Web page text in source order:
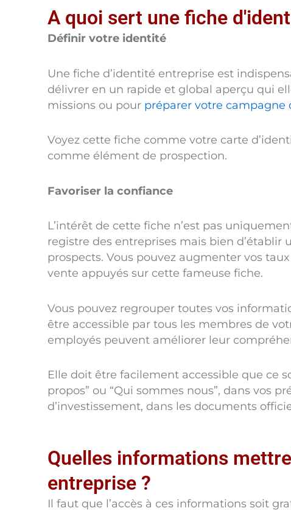
A quoi sert une fiche
Définir votre identité
Une fiche d’identité entreprise est
délivrer en un rapide et global aperçu qui
missions ou pour préparer votre campagne
Voyez cette fiche comme votre carte
comme élément de prospection.
Favoriser la confiance
L’intérêt de cette fiche n’est pas
registre des entreprises mais bien d’établir
prospects. Vous pouvez augmenter vos
vente appuyés sur cette fameuse fiche.
Vous pouvez regrouper toutes vos
être accessible par tous les membres de
employés peuvent améliorer leur
Elle doit être facilement accessible que ce
propos” ou “Qui sommes nous”, dans vos
d’investissement, dans les documents
‍Quelles informations
entreprise ?
Il faut que l’accès à ces informations soit